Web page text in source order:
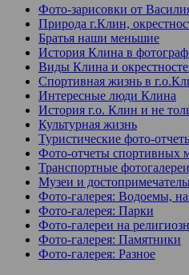
Фото-зарисовки от
Природа г.Клин,
Братья наши меньшие
История Клина в
Виды Клина и
Спортивная жизнь в
Интересные люди Клина
История г.о. Клин и не
Культурная жизнь
Туристические фото-
Фото-отчеты спортивных
Транспортные фотогалереи
Музеи и
Фото-галерея: Водоемы,
Фото-галерея: Парки
Фото-галереи на
Фото-галерея: Памятники
Фото-галерея: Разное